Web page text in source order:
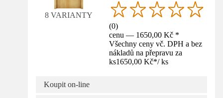
8 VARIANTY
(0)
cenu — 1650,00 Kč *
Všechny ceny vč. DPH a bez
nákladů na přepravu za
ks1650,00 Kč*/ ks
Koupit on-line